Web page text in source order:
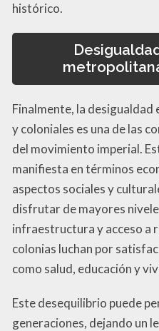
histórico.
Finalmente, la
y coloniales es una de las
del movimiento imperial.
manifiesta en términos
aspectos sociales y
disfrutar de mayores
infraestructura y acceso a
colonias luchan por
como salud, educación y
Este desequilibrio puede
generaciones, dejando un